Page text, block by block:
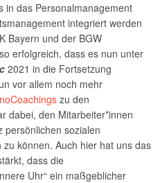
in das Personalmanagement
integriert werden
Bayern und der BGW
erfolgreich, dass es nun unter
2021 in die Fortsetzung
vor allem noch mehr
zu den
dabei, den Mitarbeiter*innen
persönlichen sozialen
können. Auch hier hat uns das
dass die
Uhr“ ein maßgeblicher